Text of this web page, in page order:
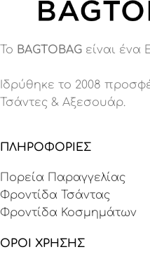
Το BAGTOBAG είναι ένα
Ιδρύθηκε το 2008
Τσάντες & Αξεσουάρ.
ΠΛΗΡΟΦΟΡΙΕΣ
Πορεία Παραγγελίας
Φροντίδα Τσάντας
Φροντίδα Κοσμημάτων
ΟΡΟΙ ΧΡΗΣΗΣ